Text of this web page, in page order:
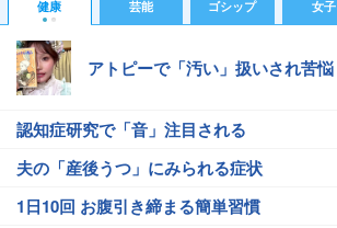
健康 芸能 ゴシップ 女子
アトピーで「汚い」扱いされ苦悩
認知症研究で「音」注目される
夫の「産後うつ」にみられる症状
1日10回 お腹引き締まる簡単習慣